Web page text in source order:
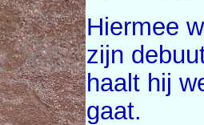
Hiermee
zijn
haalt hij
gaat.